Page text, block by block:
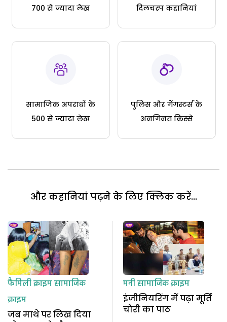
700 से ज्यादा लेख
दिलचस्प कहानियां
सामाजिक अपराधों के
500 से ज्यादा लेख
पुलिस और गैंगस्टर्स के
अनगिनत किस्से
और कहानियां पढ़ने के लिए क्लिक करें...
फैमिली क्राइमसामाजिक
क्राइम
जब माथे पर लिख दिया
मनीसामाजिक क्राइम
इंजीनियरिंग में पढ़ा मूर्ति
चोरी का पाठ